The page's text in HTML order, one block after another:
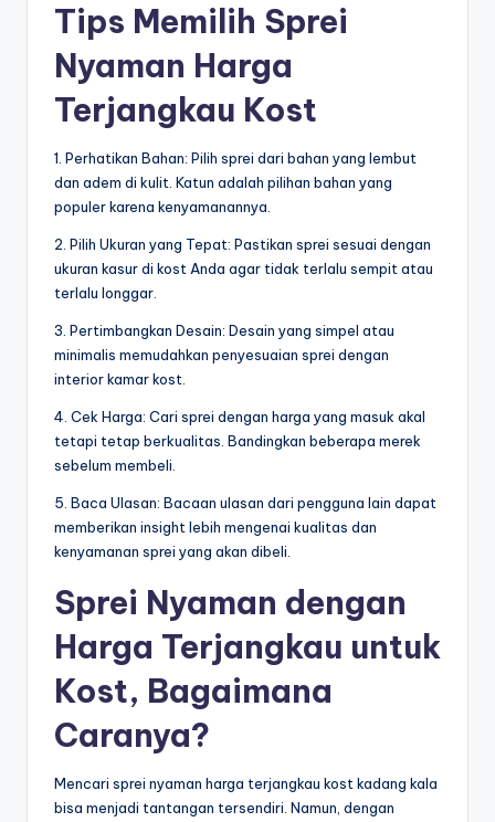
Tips Memilih Sprei
Nyaman Harga
Terjangkau Kost
1. Perhatikan Bahan: Pilih sprei dari bahan yang lembut
dan adem di kulit. Katun adalah pilihan bahan yang
populer karena kenyamanannya.
2. Pilih Ukuran yang Tepat: Pastikan sprei sesuai dengan
ukuran kasur di kost Anda agar tidak terlalu sempit atau
terlalu longgar.
3. Pertimbangkan Desain: Desain yang simpel atau
minimalis memudahkan penyesuaian sprei dengan
interior kamar kost.
4. Cek Harga: Cari sprei dengan harga yang masuk akal
tetapi tetap berkualitas. Bandingkan beberapa merek
sebelum membeli.
5. Baca Ulasan: Bacaan ulasan dari pengguna lain dapat
memberikan insight lebih mengenai kualitas dan
kenyamanan sprei yang akan dibeli.
Sprei Nyaman dengan
Harga Terjangkau untuk
Kost, Bagaimana
Caranya?
Mencari sprei nyaman harga terjangkau kost kadang kala
bisa menjadi tantangan tersendiri. Namun, dengan